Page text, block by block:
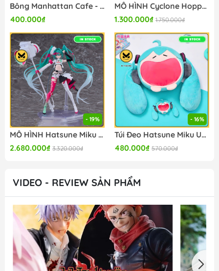
Bông Manhattan Cafe - Umamusume: Pretty Derby - Kuripan Plushie (Good Smile Company) BÔNG CHÍNH HÃNG
400.000₫
MÔ HÌNH Cyclone Hopper [Yip Fung Sim] - Cyber Forest (Fantasy Girl) (Nuke Matrix) MODEL KIT CHÍNH HÃNG
1.300.000₫ 1.750.000₫
- 19%
MÔ HÌNH Hatsune Miku - Racing 2025 Ver - Figma (#SP-174) (Good Smile Racing) FIGURE CHÍNH HÃNG
2.680.000₫ 3.320.000₫
- 16%
Túi Đeo Hatsune Miku Uwa Series Itabag Soft Smiling - Bông (BilibiliGoods) Plushie CHÍNH HÃNG
480.000₫ 570.000₫
VIDEO - REVIEW SẢN PHẨM